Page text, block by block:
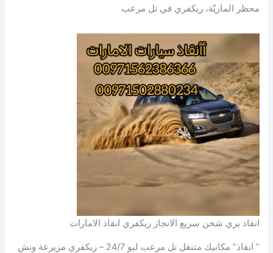
محظر الماريّة، ريكفري في تل مرعب
انقاذ بري شحن سريع الانجاز ريكفري انقاذ الامارات
” انقاذ” مكانيك متنقل تل مرعب ليو 24/7 – ريكفري مزيرعة ونش